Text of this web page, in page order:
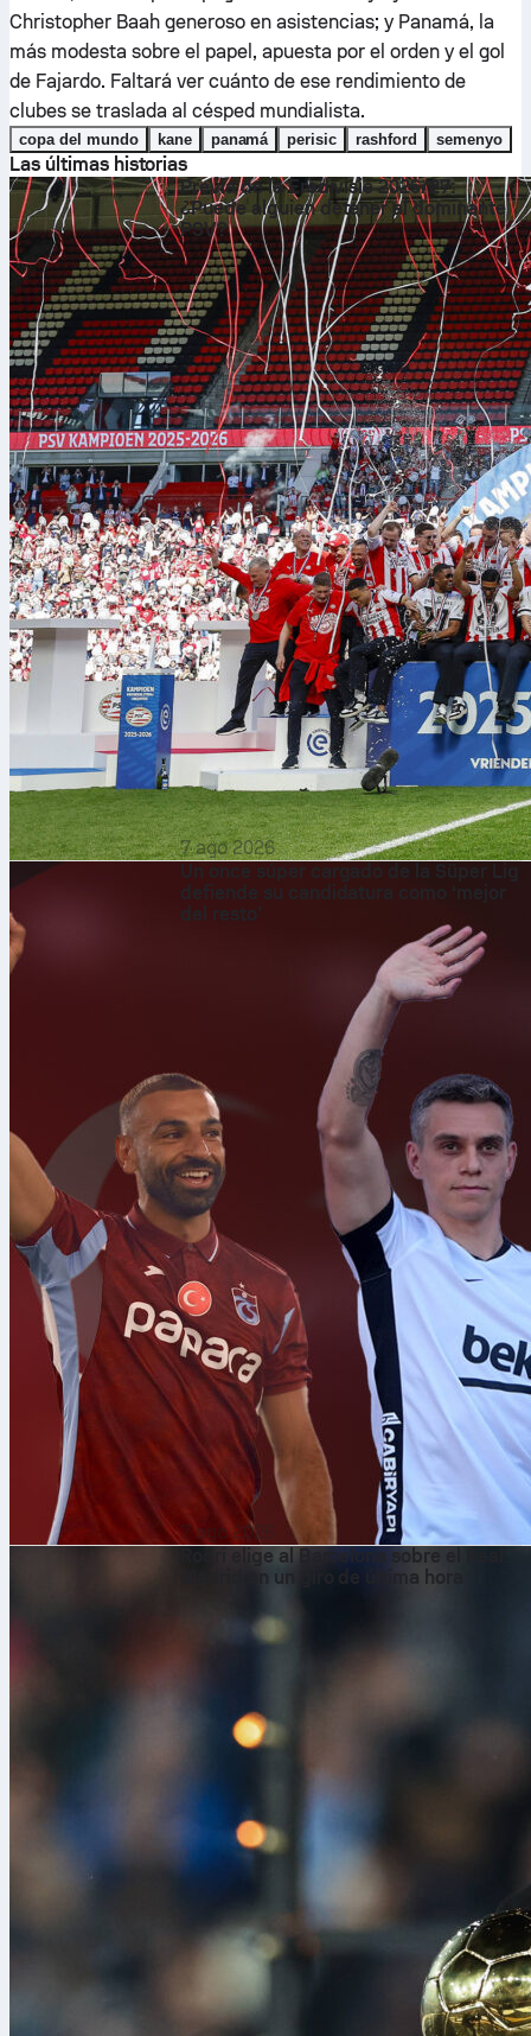
Christopher Baah generoso en asistencias; y Panamá, la
más modesta sobre el papel, apuesta por el orden y el gol
de Fajardo. Faltará ver cuánto de ese rendimiento de
clubes se traslada al césped mundialista.
copa del mundo kane panamá perisic rashford semenyo
Las últimas historias
Previa de la Eredivisie 2026/27:
¿Puede alguien detener al dominante
PSV?
7 ago 2026
defiende su candidatura como ‘mejor
del resto’
7 ago 2026
Rodri elige al Barcelona sobre el Real
Madrid en un giro de última hora